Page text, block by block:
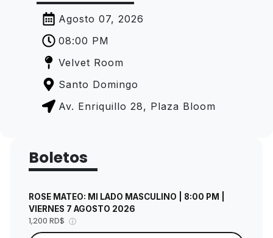
Agosto 07, 2026
08:00 PM
Velvet Room
Santo Domingo
Av. Enriquillo 28, Plaza Bloom
Boletos
ROSE MATEO: MI LADO MASCULINO | 8:00 PM |
VIERNES 7 AGOSTO 2026
1,200 RD$ ⓘ